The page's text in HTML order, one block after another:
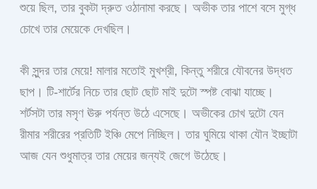
শুয়ে ছিল, তার বুকটা দ্রুত ওঠানামা করছে। অভীক তার পাশে বসে মুগ্ধ
চোখে তার মেয়েকে দেখছিল।
কী সুন্দর তার মেয়ে! মালার মতোই মুখশ্রী, কিন্তু শরীরে যৌবনের উদ্ধত
ছাপ। টি-শার্টের নিচে তার ছোট ছোট মাই দুটো স্পষ্ট বোঝা যাচ্ছে।
শর্টসটা তার মসৃণ ঊরু পর্যন্ত উঠে এসেছে। অভীকের চোখ দুটো যেন
রীমার শরীরের প্রতিটি ইঞ্চি মেপে নিচ্ছিল। তার ঘুমিয়ে থাকা যৌন ইচ্ছাটা
আজ যেন শুধুমাত্র তার মেয়ের জন্যই জেগে উঠেছে।